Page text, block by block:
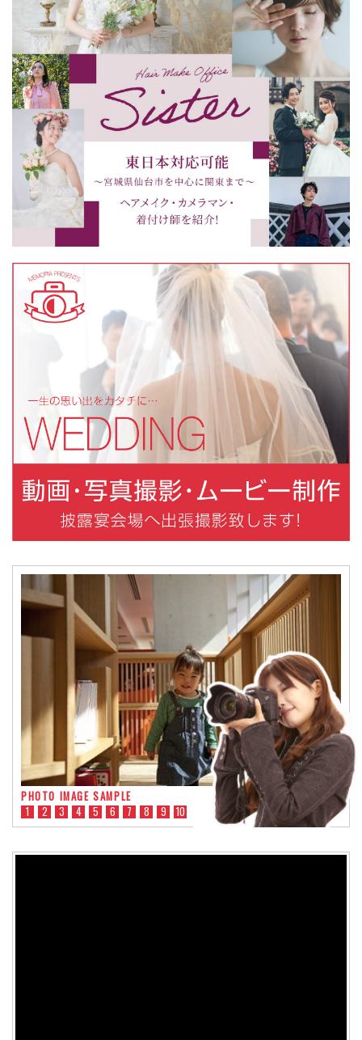
PHOTO IMAGE SAMPLE
1
2 3 4 5 6 7 8 9 10